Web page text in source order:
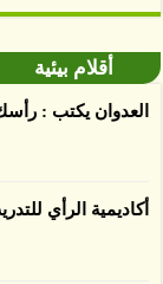
توصل العلماء إلى أن
اعتمادها على أنها
الأرض غير
الغطاء عن أي ادعاءات
أقلام بيئية
العدوان يكتب :
أكاديمية الرأي